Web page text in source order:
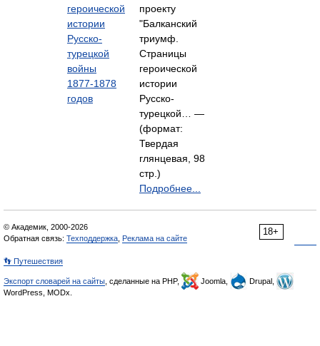
героической
истории
Русско-
турецкой
войны
1877-1878
годов
проекту
"Балканский
триумф.
Страницы
героической
истории
Русско-
турецкой… —
(формат:
Твердая
глянцевая, 98
стр.)
Подробнее...
18+
© Академик, 2000-2026
Обратная связь: Техподдержка Реклама на сайте
👣 Путешествия
Экспорт словарей на сайты , сделанные на PHP, Joomla,
Drupal,
WordPress, MODx.